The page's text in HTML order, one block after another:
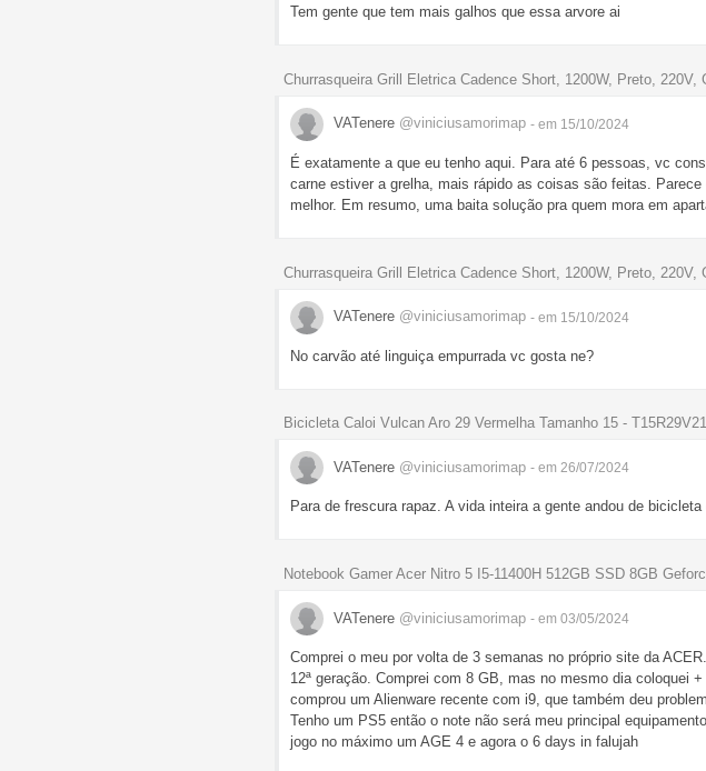
Tem gente que tem mais galhos que essa arvore ai
Churrasqueira Grill Eletrica Cadence Short, 1200W, Preto, 220V,
VATenere @viniciusamorimap - em 15/10/2024
É exatamente a que eu tenho aqui. Para até 6 pessoas, vc
carne estiver a grelha, mais rápido as coisas são feitas.
melhor. Em resumo, uma baita solução pra quem mora em
Churrasqueira Grill Eletrica Cadence Short, 1200W, Preto, 220V,
VATenere @viniciusamorimap - em 15/10/2024
No carvão até linguiça empurrada vc gosta ne?
Bicicleta Caloi Vulcan Aro 29 Vermelha Tamanho 15 - T15R29V21
VATenere @viniciusamorimap - em 26/07/2024
Para de frescura rapaz. A vida inteira a gente andou de bicicleta
Notebook Gamer Acer Nitro 5 I5-11400H 512GB SSD 8GB
VATenere @viniciusamorimap - em 03/05/2024
Comprei o meu por volta de 3 semanas no próprio site da
12ª geração. Comprei com 8 GB, mas no mesmo dia coloquei
comprou um Alienware recente com i9, que também deu
Tenho um PS5 então o note não será meu principal
jogo no máximo um AGE 4 e agora o 6 days in falujah